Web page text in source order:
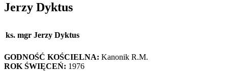
Jerzy Dyktus
ks. mgr Jerzy Dyktus
GODNOŚĆ KOŚCIELNA: Kanonik R.M.
ROK ŚWIĘCEŃ: 1976